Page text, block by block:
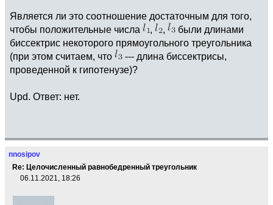
Является ли это соотношение достаточным для того,
чтобы положительные числа
, ,
были длинами
биссектрис некоторого прямоугольного треугольника
(при этом считаем, что
--- длина биссектрисы,
проведенной к гипотенузе)?
Upd. Ответ: нет.
nnosipov
Re: Целочисленный равнобедренный треугольник
06.11.2021, 18:26